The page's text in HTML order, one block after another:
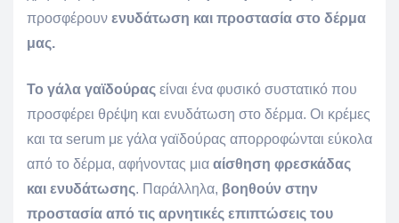
προσφέρουν ενυδάτωση και προστασία στο δέρμα
μας.
Το γάλα γαϊδούρας είναι ένα φυσικό συστατικό που
προσφέρει θρέψη και ενυδάτωση στο δέρμα. Οι κρέμες
και τα serum με γάλα γαϊδούρας απορροφώνται εύκολα
από το δέρμα, αφήνοντας μια αίσθηση φρεσκάδας
και ενυδάτωσης. Παράλληλα, βοηθούν στην
προστασία από τις αρνητικές επιπτώσεις του